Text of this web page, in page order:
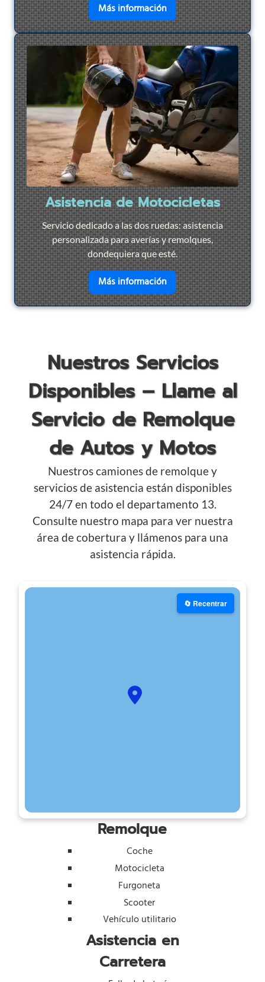
Más informaciónen savoir plus sur
Asistencia de Motocicletas
Servicio dedicado a las dos ruedas: asistencia
personalizada para averías y remolques,
dondequiera que esté.
Más informaciónen savoir plus sur
Nuestros Servicios
Disponibles – Llame al
Servicio de Remolque
de Autos y Motos
Nuestros camiones de remolque y
servicios de asistencia están disponibles
24/7 en todo el departamento 13.
Consulte nuestro mapa para ver nuestra
área de cobertura y llámenos para una
asistencia rápida.
🔄 Recentrar
Remolque
Coche
Motocicleta
Furgoneta
Scooter
Vehículo utilitario
Asistencia en
Carretera